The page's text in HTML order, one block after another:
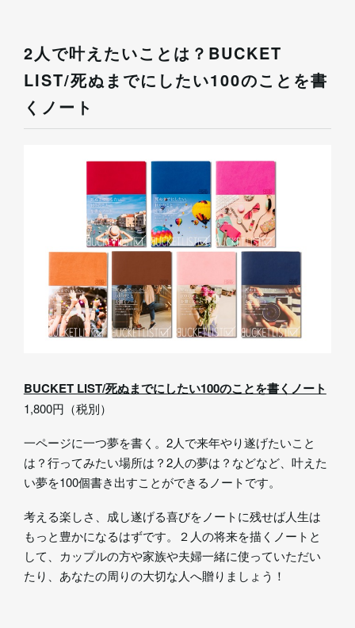
2人で叶えたいことは？BUCKET
LIST/死ぬまでにしたい100のことを書
くノート
BUCKET LIST/死ぬまでにしたい100のことを書くノート
1,800円（税別）
一ページに一つ夢を書く。2人で来年やり遂げたいこと
は？行ってみたい場所は？2人の夢は？などなど、叶えた
い夢を100個書き出すことができるノートです。
考える楽しさ、成し遂げる喜びをノートに残せば人生は
もっと豊かになるはずです。２人の将来を描くノートと
して、カップルの方や家族や夫婦一緒に使っていただい
たり、あなたの周りの大切な人へ贈りましょう！